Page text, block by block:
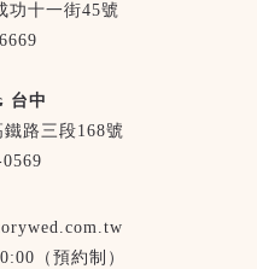
功十一街45號
台中
路三段168號
（預約制）